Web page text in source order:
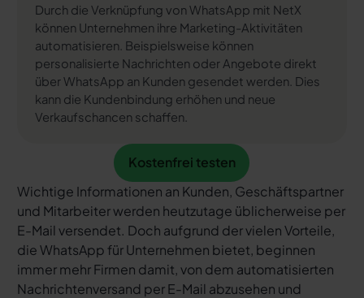
Durch die Verknüpfung von WhatsApp mit NetX
können Unternehmen ihre Marketing-Aktivitäten
automatisieren. Beispielsweise können
personalisierte Nachrichten oder Angebote direkt
über WhatsApp an Kunden gesendet werden. Dies
kann die Kundenbindung erhöhen und neue
Verkaufschancen schaffen.
Kostenfrei testen
Kostenfrei testen
Wichtige Informationen an Kunden, Geschäftspartner
und Mitarbeiter werden heutzutage üblicherweise per
E-Mail versendet. Doch aufgrund der vielen Vorteile,
die WhatsApp für Unternehmen bietet, beginnen
immer mehr Firmen damit, von dem automatisierten
Nachrichtenversand per E-Mail abzusehen und